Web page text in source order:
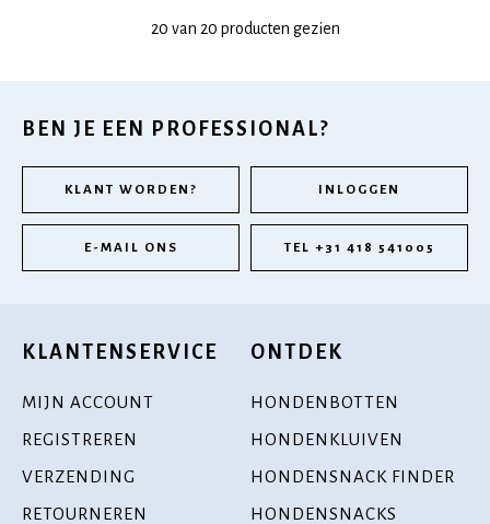
20 van 20 producten gezien
BEN JE EEN PROFESSIONAL?
KLANT WORDEN? INLOGGEN
E-MAIL ONS TEL +31 418 541005
KLANTENSERVICE
MIJN ACCOUNT
REGISTREREN
VERZENDING
RETOURNEREN
ONTDEK
HONDENBOTTEN
HONDENKLUIVEN
HONDENSNACK FINDER
HONDENSNACKS